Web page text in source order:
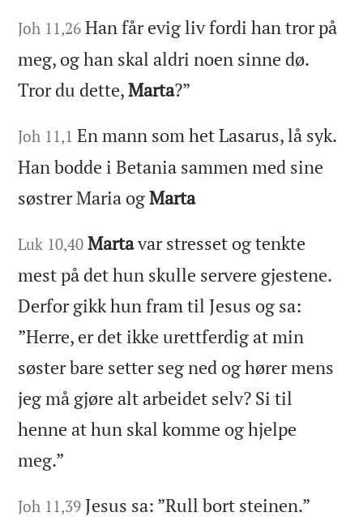
Joh 11,26 Han får evig liv fordi han tror på
meg, og han skal aldri noen sinne dø.
Tror du dette,Marta?”
Joh 11,1 En mann som het Lasarus, lå syk.
Han bodde i Betania sammen med sine
søstrer Maria ogMarta
Luk 10,40 Martavar stresset og tenkte
mest på det hun skulle servere gjestene.
Derfor gikk hun fram til Jesus og sa:
”Herre, er det ikke urettferdig at min
søster bare setter seg ned og hører mens
jeg må gjøre alt arbeidet selv? Si til
henne at hun skal komme og hjelpe
meg.”
Joh 11,39 Jesus sa: ”Rull bort steinen.”